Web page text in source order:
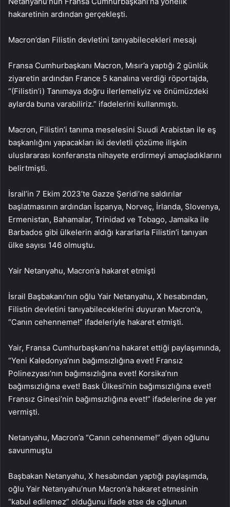
hakaretinin ardından gerçekleşti.
Macron’dan Filistin devletini tanıyabilecekleri mesajı
Fransa Cumhurbaşkanı Macron, Mısır’a yaptığı 2 günlük
ziyaretin ardından France 5 kanalına verdiği röportajda,
“(Filistin’i) Tanımaya doğru ilerlemeliyiz ve önümüzdeki
aylarda buna varabiliriz.” ifadelerini kullanmıştı.
Macron, Filistin’i tanıma meselesini Suudi Arabistan ile eş
başkanlığını yapacakları iki devletli çözüme ilişkin
uluslararası konferansta nihayete erdirmeyi amaçladıklarını
belirtmişti.
İsrail’in 7 Ekim 2023’te Gazze Şeridi’ne saldırılar
başlatmasının ardından İspanya, Norveç, İrlanda, Slovenya,
Ermenistan, Bahamalar, Trinidad ve Tobago, Jamaika ile
Barbados gibi ülkelerin aldığı kararlarla Filistin’i tanıyan
ülke sayısı 146 olmuştu.
Yair Netanyahu, Macron’a hakaret etmişti
İsrail Başbakanı’nın oğlu Yair Netanyahu, X hesabından,
Filistin devletini tanıyabileceklerini duyuran Macron’a,
“Canın cehenneme!” ifadeleriyle hakaret etmişti.
Yair, Fransa Cumhurbaşkanı’na hakaret ettiği paylaşımında,
“Yeni Kaledonya’nın bağımsızlığına evet! Fransız
Polinezyası’nın bağımsızlığına evet! Korsika’nın
bağımsızlığına evet! Bask Ülkesi’nin bağımsızlığına evet!
Fransız Ginesi’nin bağımsızlığına evet!” ifadelerine de yer
vermişti.
Netanyahu, Macron’a “Canın cehenneme!” diyen oğlunu
savunmuştu
Başbakan Netanyahu, X hesabından yaptığı paylaşımda,
oğlu Yair Netanyahu’nun Macron’a hakaret etmesinin
“kabul edilemez” olduğunu ifade etse de oğlunun